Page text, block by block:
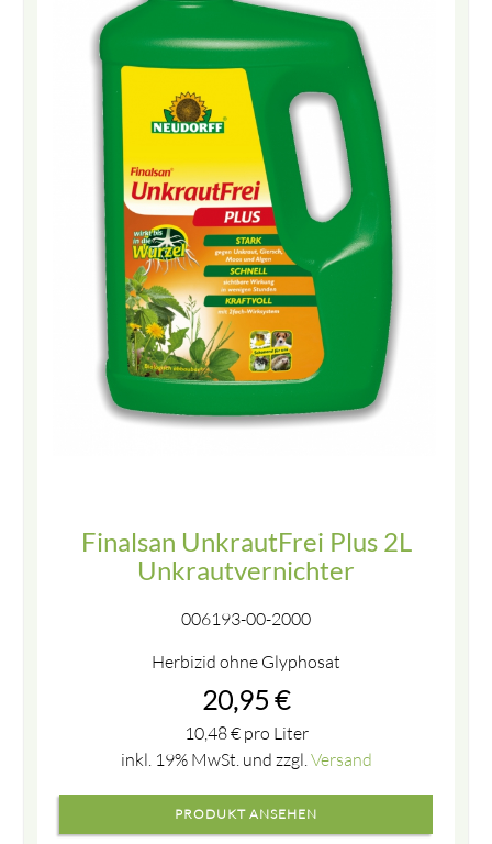
Finalsan UnkrautFrei Plus 2L
Unkrautvernichter
006193-00-2000
Herbizid ohne Glyphosat
20,95 €
10,48€pro Liter
inkl. 19% MwSt. und zzgl. Versand
PRODUKT ANSEHEN